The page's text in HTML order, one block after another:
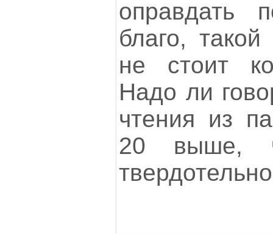
оправдать
благо,
не стоит
Надо ли
чтения из
20 выше,